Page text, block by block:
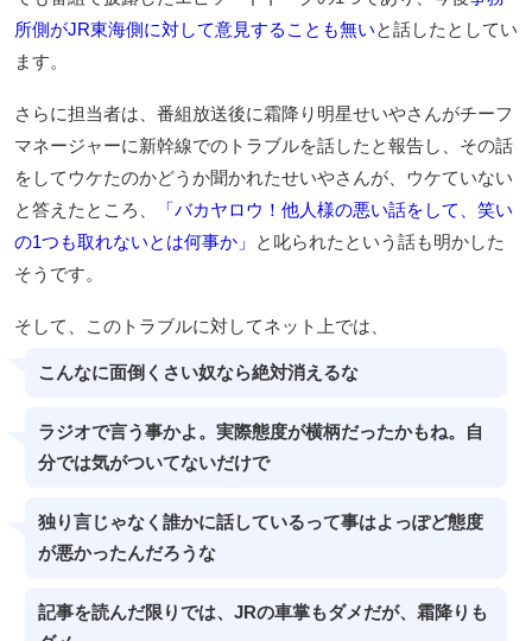
所側がJR東海側に対して意見することも無いと話したとしてい
ます。
さらに担当者は、番組放送後に霜降り明星せいやさんがチーフ
マネージャーに新幹線でのトラブルを話したと報告し、その話
をしてウケたのかどうか聞かれたせいやさんが、ウケていない
と答えたところ、
「バカヤロウ！他人様の悪い話をして、笑い
の1つも取れないとは何事か」
と叱られたという話も明かした
そうです。
そして、このトラブルに対してネット上では、
こんなに面倒くさい奴なら絶対消えるな
ラジオで言う事かよ。実際態度が横柄だったかもね。自
分では気がついてないだけで
独り言じゃなく誰かに話しているって事はよっぽど態度
が悪かったんだろうな
記事を読んだ限りでは、JRの車掌もダメだが、霜降りも